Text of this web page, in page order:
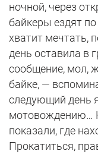
ночной, через
байкеры ездят по
хватит мечтать,
день оставила в
сообщение, мол,
байке, —
следующий день
мотовождению…
показали, где
Прокатиться,